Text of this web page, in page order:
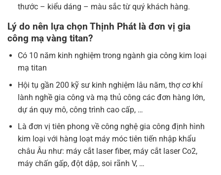
thước – kiểu dáng – màu sắc từ quý khách hàng.
Lý do nên lựa chọn Thịnh Phát là đơn vị gia
công mạ vàng titan?
Có 10 năm kinh nghiệm trong ngành gia công kim loại
mạ titan
Hội tụ gần 200 kỹ sư kinh nghiệm lâu năm, thợ cơ khí
lành nghề gia công và mạ thủ công các đơn hàng lớn,
dự án quy mô, công trình cao cấp, …
Là đơn vị tiên phong về công nghệ gia công định hình
kim loại với hàng loạt máy móc tiên tiến nhập khẩu
châu Âu như: máy cắt laser fiber, máy cắt laser Co2,
máy chấn gấp, đột dập, soi rãnh V, …